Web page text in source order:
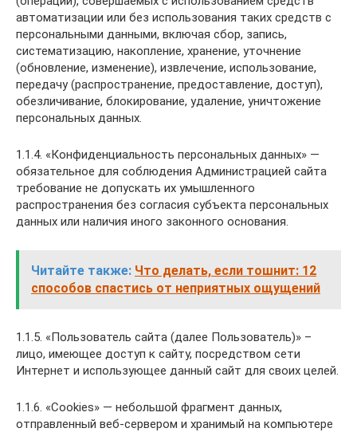
автоматизации или без использования таких средств с
персональными данными, включая сбор, запись,
систематизацию, накопление, хранение, уточнение
(обновление, изменение), извлечение, использование,
передачу (распространение, предоставление, доступ),
обезличивание, блокирование, удаление, уничтожение
персональных данных.
1.1.4. «Конфиденциальность персональных данных» —
обязательное для соблюдения Администрацией сайта
требование не допускать их умышленного
распространения без согласия субъекта персональных
данных или наличия иного законного основания.
Читайте также: Что делать, если тошнит: 12
способов спастись от неприятных ощущений
1.1.5. «Пользователь сайта (далее Пользователь)» –
лицо, имеющее доступ к сайту, посредством сети
Интернет и использующее данный сайт для своих целей.
1.1.6. «Cookies» — небольшой фрагмент данных,
отправленный веб-сервером и хранимый на компьютере